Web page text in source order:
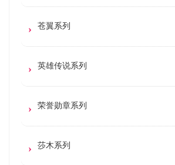
苍翼系列
英雄传说系列
荣誉勋章系列
莎木系列